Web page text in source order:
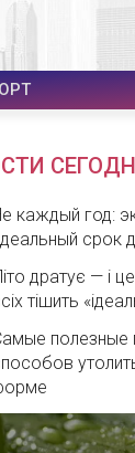
каждый год:
срок
дратує — і
тішить
полезные